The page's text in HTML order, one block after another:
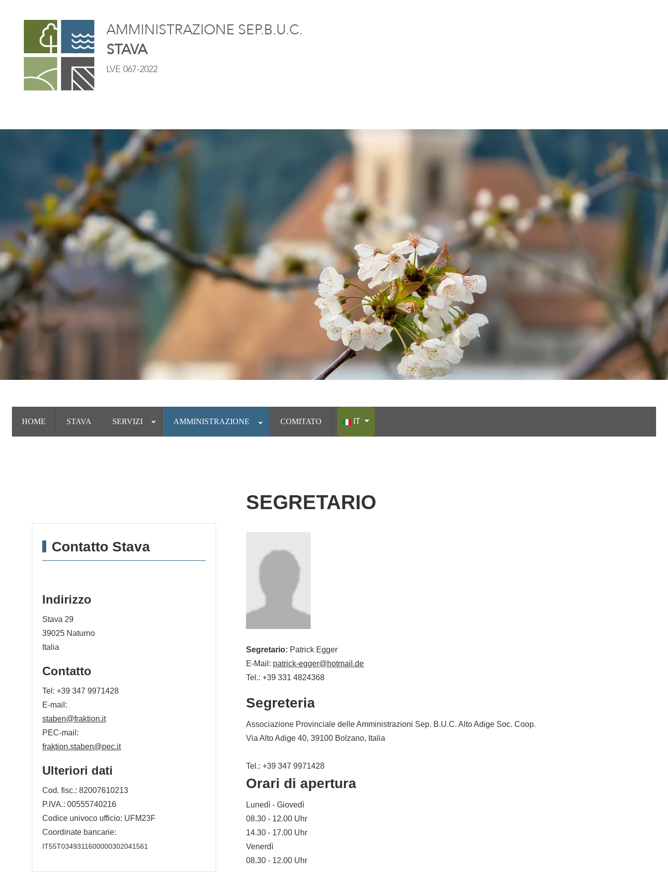
AMMINISTRAZIONE SEP.B.U.C.
STAVA
LVE 067-2022
HOME STAVA SERVIZI AMMINISTRAZIONE COMITATO
IT
Contatto Stava
Indirizzo
Stava 29
39025 Naturno
Italia
Contatto
Tel:+39 347 9971428
E-mail:
staben@fraktion.it
PEC-mail:
fraktion.staben@pec.it
Ulteriori dati
Cod. fisc.: 82007610213
P.IVA.: 00555740216
Codice univoco ufficio: UFM23F
Coordinate bancarie:
IT55T0349311600000302041561
SEGRETARIO
Segretario: Patrick Egger
E-Mail: patrick-egger@hotmail.de
Tel.: +39 331 4824368
Segreteria
Associazione Provinciale delle Amministrazioni Sep. B.U.C. Alto Adige Soc. Coop.
Via Alto Adige 40, 39100 Bolzano, Italia
Tel.: +39 347 9971428
Orari di apertura
Lunedì - Giovedì
08.30 - 12.00 Uhr
14.30 - 17.00 Uhr
Venerdì
08.30 - 12.00 Uhr